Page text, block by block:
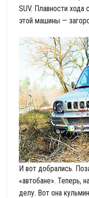
SUV. Плавности хода
этой машины —
И вот добрались.
«автобане». Теперь,
делу. Вот она